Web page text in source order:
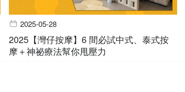
2025-05-28
2025【灣仔按摩】6 間必試中式、泰式按
摩＋神祕療法幫你甩壓力